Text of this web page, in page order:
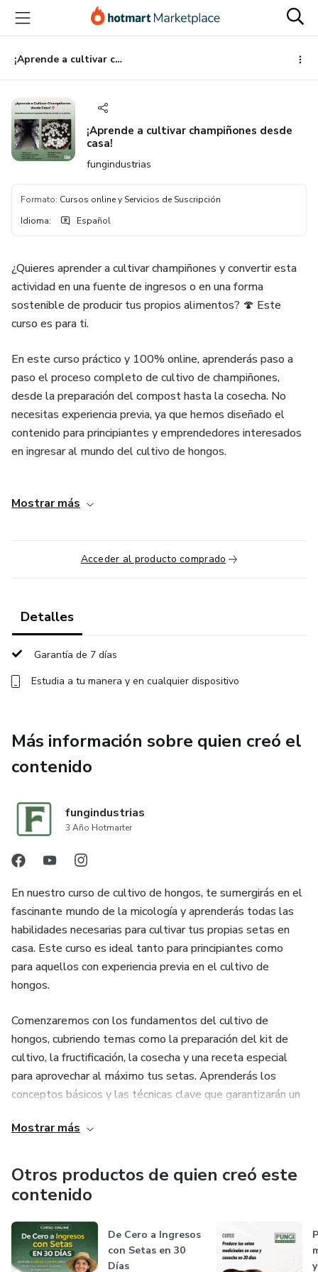
principal
página
de
página
¡Aprende a cultivar champiñones desde casa!
¡Aprende a cultivar champiñones desde
casa!
fungindustrias
Formato: Cursos online y Servicios de Suscripción
Idioma: Español
¿Quieres aprender a cultivar champiñones y convertir esta
actividad en una fuente de ingresos o en una forma
sostenible de producir tus propios alimentos? 🍄 Este
curso es para ti.
En este curso práctico y 100% online, aprenderás paso a
paso el proceso completo de cultivo de champiñones,
desde la preparación del compost hasta la cosecha. No
necesitas experiencia previa, ya que hemos diseñado el
contenido para principiantes y emprendedores interesados
en ingresar al mundo del cultivo de hongos.
sus beneficios.
Preparación del compost: Métodos fáciles y económicos.
Inoculación y cuidado: Cómo garantizar el crecimiento
saludable de los champiñones.
temperatura, humedad y ventilación.
champiñones de alta calidad.
Monetización: Cómo vender tus champiñones y generar
¿Qué incluye el curso?
Acceso a módulos teóricos y prácticos.
Videos tutoriales detallados.
Guías descargables con recetas y tips.
Asesorías personalizadas con expertos en cultivo.
¿Por qué tomar este curso?
✅ Es ideal si buscas iniciar un negocio rentable con poca
inversión.
✅ Puedes hacerlo desde casa, con materiales fáciles de
✅ Aprenderás de manera sencilla y directa, con
explicaciones paso a paso.
¡Conviértete en un experto en cultivo de champiñones y
aprovecha esta oportunidad para emprender o producir tus
Mostrar más
Acceder al producto comprado
Detalles
Garantía de 7 días
Estudia a tu manera y en cualquier dispositivo
Más información sobre quien creó el
contenido
fungindustrias
3 Año Hotmarter
En nuestro curso de cultivo de hongos, te sumergirás en el
fascinante mundo de la micología y aprenderás todas las
habilidades necesarias para cultivar tus propias setas en
casa. Este curso es ideal tanto para principiantes como
para aquellos con experiencia previa en el cultivo de
hongos.
Comenzaremos con los fundamentos del cultivo de
hongos, cubriendo temas como la preparación del kit de
cultivo, la fructificación, la cosecha y una receta especial
para aprovechar al máximo tus setas. Aprenderás los
conceptos básicos y las técnicas clave que garantizarán un
diversos ámbitos, como la medicina y la alimentación.
Además, profundizaremos en la biología de las setas y la
química que las rodea, para comprender mejor su ciclo de
vida y los compuestos presentes en ellas.
La parte práctica del curso es fundamental, ya que te
Mostrar más
Otros productos de quien creó este
contenido
De Cero a Ingresos
con Setas en 30
Días